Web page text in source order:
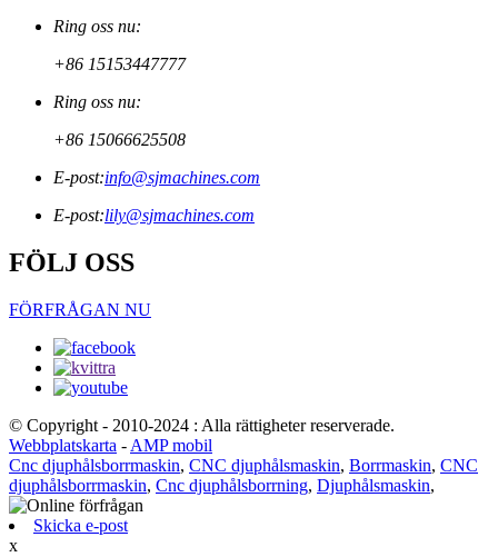
Ring oss nu:
+86 15153447777
Ring oss nu:
+86 15066625508
E-post:info@sjmachines.com
E-post:lily@sjmachines.com
FÖLJ OSS
FÖRFRÅGAN NU
© Copyright - 2010-2024 : Alla rättigheter reserverade.
Webbplatskarta - AMP mobil
Cnc djuphålsborrmaskin, CNC djuphålsmaskin, Borrmaskin, CNC
djuphålsborrmaskin, Cnc djuphålsborrning, Djuphålsmaskin,
Skicka e-post
x